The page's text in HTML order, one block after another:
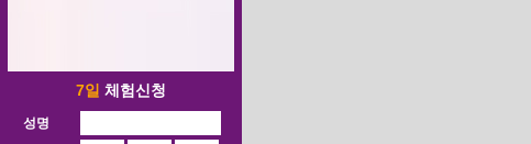
7일 체험신청
성명